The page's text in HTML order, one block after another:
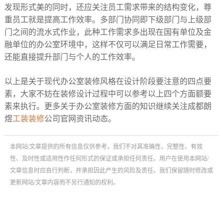
发现形式美的同时，还应关注员工需求带来的结构变化，尊
重员工就是提高工作效率。多部门协同即下级部门与上级部
门之间的流水式作业，此种工作需求多出现在国有单位及金
融单位的办公室环境中，这样不仅可以满足日常工作需要，
还能直接提升部门与个人的工作效率。
以上是关于现代办公室装修风格在设计阶段要注意的四点要
素，大家不妨在装修设计过程中可以参考以上四个方面额要
素来执行。更多关于办公室装修方面的知识继续关注成都朗
煜工装装修公司官网资讯动态。
本网站/文章提供的所有信息仅供参考，我们不对其准确性、完整性、有效
性、及时性或适用性作任何形式的保证或承担任何责任。用户在使用本网站/
文章信息时应自行判断，并承担因此产生的风险及责任。我们保留随时修改或
更新网站/文章内容而不另行通知的权利。